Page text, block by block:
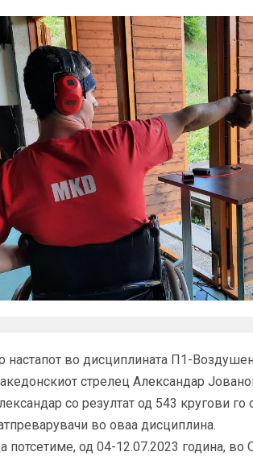
настапот во дисциплината П1-
стрелец Александар
со резултат од 543 кругови
во оваа дисциплина.
потсетиме, од 04-12.07.2023 година, во